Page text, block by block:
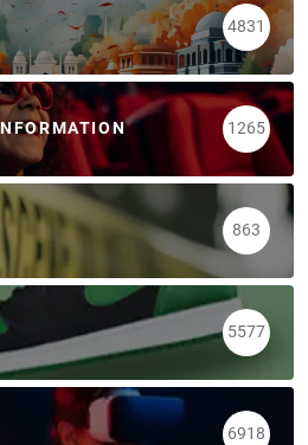
4831
1265
863
5577
6918